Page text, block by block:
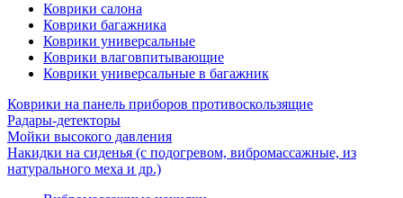
Коврики салона
Коврики багажника
Коврики универсальные
Коврики влаговпитывающие
Коврики универсальные в багажник
Коврики на панель приборов противоскользящие
Радары-детекторы
Мойки высокого давления
Накидки на сиденья (с подогревом, вибромассажные, из
натурального меха и др.)